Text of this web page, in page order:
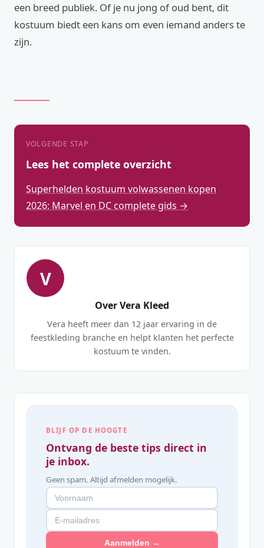
een breed publiek. Of je nu jong of oud bent, dit
kostuum biedt een kans om even iemand anders te
zijn.
VOLGENDE STAP
Lees het complete overzicht
Superhelden kostuum volwassenen kopen
2026: Marvel en DC complete gids →
V
Over Vera Kleed
Vera heeft meer dan 12 jaar ervaring in de
feestkleding branche en helpt klanten het perfecte
kostuum te vinden.
BLIJF OP DE HOOGTE
Ontvang de beste tips direct in
je inbox.
Geen spam. Altijd afmelden mogelijk.
Aanmelden →